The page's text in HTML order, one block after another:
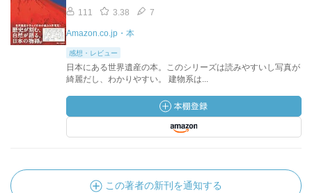
111 3.38 7
Amazon.co.jp・本
感想・レビュー
日本にある世界遺産の本。このシリーズは読みやすいし写真が
綺麗だし、わかりやすい。 建物系は...
この著者の新刊を通知する